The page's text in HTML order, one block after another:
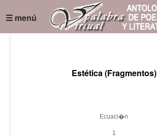
☰ menú
Estética (Fragmentos)
Ecuaci�n
1